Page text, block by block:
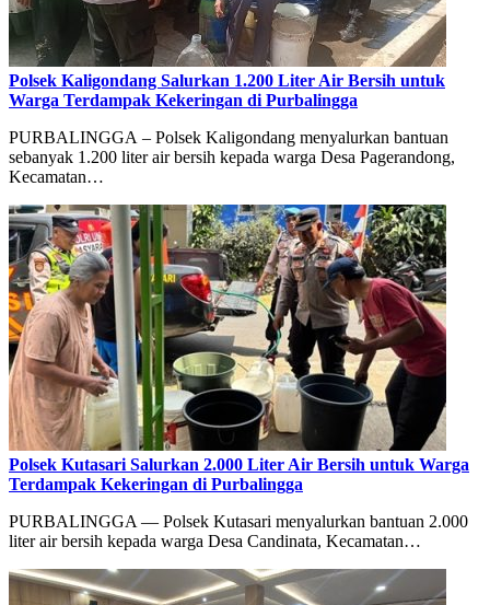
Polsek Kaligondang Salurkan 1.200 Liter Air Bersih untuk
Warga Terdampak Kekeringan di Purbalingga
PURBALINGGA – Polsek Kaligondang menyalurkan bantuan
sebanyak 1.200 liter air bersih kepada warga Desa Pagerandong,
Kecamatan…
Polsek Kutasari Salurkan 2.000 Liter Air Bersih untuk Warga
Terdampak Kekeringan di Purbalingga
PURBALINGGA — Polsek Kutasari menyalurkan bantuan 2.000
liter air bersih kepada warga Desa Candinata, Kecamatan…